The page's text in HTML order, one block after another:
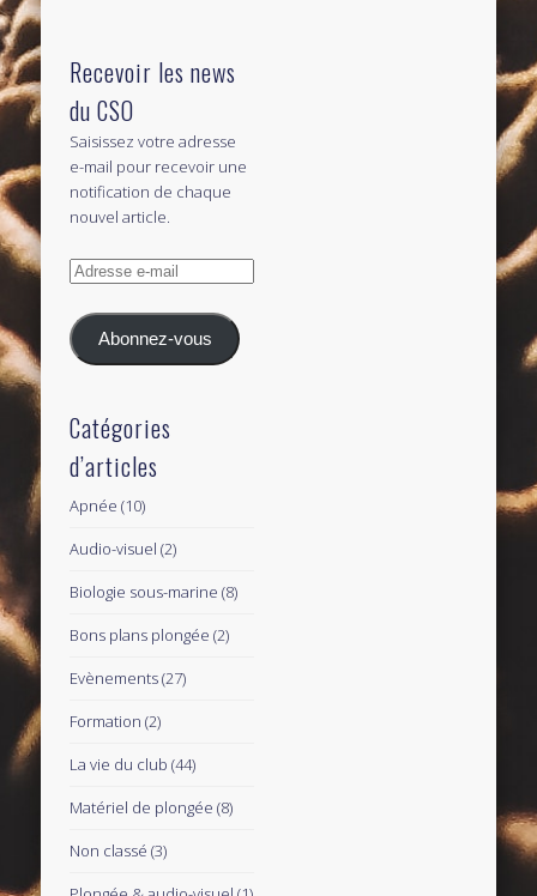
Recevoir les news
du CSO
Saisissez votre adresse
e-mail pour recevoir une
notification de chaque
nouvel article.
Adresse
mail
Abonnez-vous
Catégories
d’articles
Apnée (10)
Audio-visuel (2)
Biologie sous-marine (8)
Bons plans plongée (2)
Evènements(27)
Formation (2)
La vie du club (44)
Matériel de plongée (8)
Non classé (3)